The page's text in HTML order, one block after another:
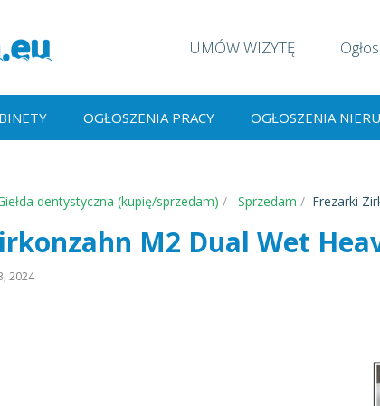
UMÓW WIZYTĘ
OGŁOSZENIA PRACY OGŁOSZENIA
dentystyczna (kupię/sprzedam) Sprzedam Frezarki
M2 Dual Wet
2024